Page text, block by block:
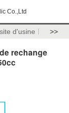
Co.,Ltd
d'usine >>
rechange